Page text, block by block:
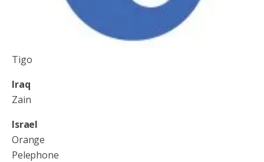
Tigo
Iraq
Zain
Israel
Orange
Pelephone